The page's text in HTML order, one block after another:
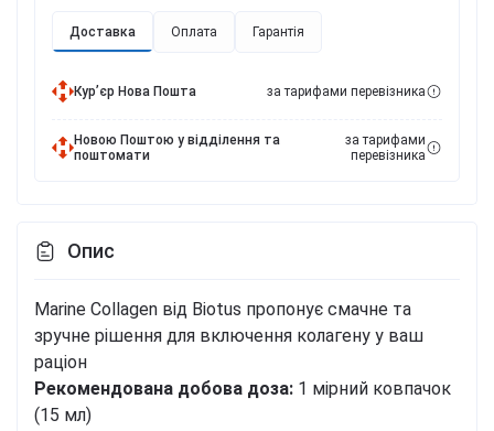
Доставка Оплата Гарантія
Курʼєр Нова Пошта за тарифами перевізника
Новою Поштою у відділення та
поштомати
за тарифами
перевізника
Опис
Marine Collagen від Biotus пропонує смачне та
зручне рішення для включення колагену у ваш
раціон
Рекомендована добова доза: 1 мірний ковпачок
(15 мл)